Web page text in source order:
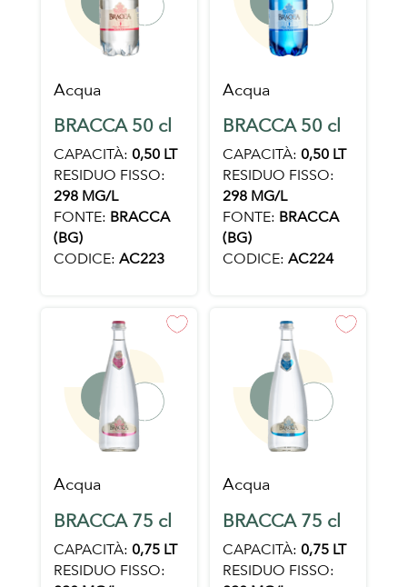
Acqua
BRACCA 50 cl
CAPACITÀ: 0,50 LT
RESIDUO FISSO:
298 MG/L
FONTE: BRACCA
(BG)
CODICE: AC223
Acqua
BRACCA 50 cl
CAPACITÀ: 0,50 LT
RESIDUO FISSO:
298 MG/L
FONTE: BRACCA
(BG)
CODICE: AC224
Acqua
BRACCA 75 cl
CAPACITÀ: 0,75 LT
RESIDUO FISSO:
Acqua
BRACCA 75 cl
CAPACITÀ: 0,75 LT
RESIDUO FISSO: